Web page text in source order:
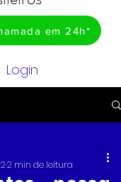
Login
em 24h*
2 min de leitura